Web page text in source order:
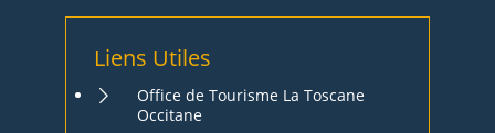
Liens Utiles
Office de Tourisme La Toscane
Occitane